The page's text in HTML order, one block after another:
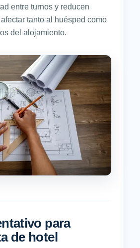
entre turnos y reducen
tanto al huésped como
del alojamiento.
para
de hotel